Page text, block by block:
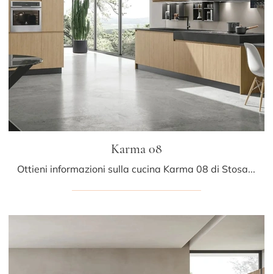
Karma 08
Ottieni informazioni sulla cucina Karma 08 di Stosa: questa soluzione in legno sarà l'acquisto ideale per te!